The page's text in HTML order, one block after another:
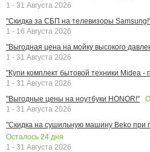
1 - 31 Августа 2026
"Скидка за СБП на телевизоры
1 - 16 Августа 2026
"Выгодная цена на мойку высокого
1 - 31 Августа 2026
"Купи комплект бытовой техники Midea -
1 - 31 Августа 2026
"Выгодные цены на ноутбуки HONOR!"
1 - 31 Августа 2026
"Скидка на сушильную машину Beko при
Осталось 24 дня
1 - 31 Августа 2026